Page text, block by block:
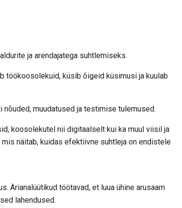
ja arendajatega suhtlemiseks.
töökoosolekuid, küsib õigeid küsimusi ja kuulab
nõuded, muudatused ja testimise tulemused.
koosolekutel nii digitaalselt kui ka muul viisil ja
näitab, kuidas efektiivne suhtleja on endistele
Ärianalüütikud töötavad, et luua ühine arusaam
lahendused.